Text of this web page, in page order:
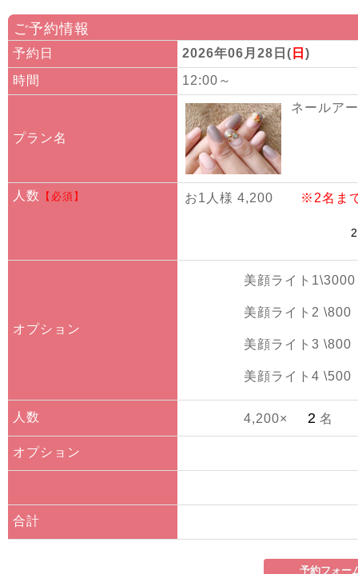
ご予約情報
予約日 2026年06月28日( 日 )
時間
12:00～
プラン名
ネールア
人数 【必須】 お1人様 4,200 ※2名ま
オプション
美顔ライト1\3000
美顔ライト2 \800
美顔ライト3 \800
美顔ライト4 \500
人数 4,200× 名
オプション
合計